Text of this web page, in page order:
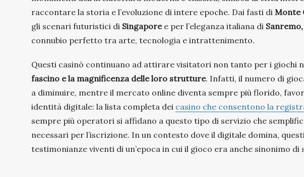
raccontare la storia e l’evoluzione di intere epoche. Dai fasti di Monte
gli scenari futuristici di Singaporee per l’eleganza italiana di Sanremo,
connubio perfetto tra arte, tecnologia e intrattenimento.
Questi casinò continuano ad attirare visitatori non tanto per i giochi
fascino e la magnificenza delle loro strutture. Infatti, il numero di
a diminuire, mentre il mercato online diventa sempre più florido,
identità digitale: la lista completa dei casino che consentono la
sempre più operatori si affidano a questo tipo di servizio che
necessari per l’iscrizione. In un contesto dove il digitale domina,
testimonianze viventi di un’epoca in cui il gioco era anche sinonimo di